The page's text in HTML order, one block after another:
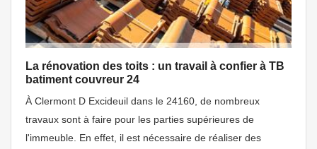
La rénovation des toits : un travail à confier à TB
batiment couvreur 24
À Clermont D Excideuil dans le 24160, de nombreux
travaux sont à faire pour les parties supérieures de
l'immeuble. En effet, il est nécessaire de réaliser des